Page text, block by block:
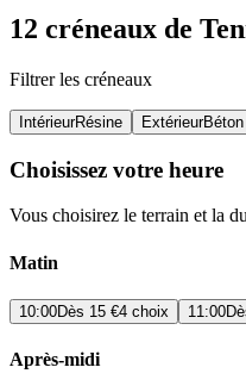
12 créneaux de
Filtrer les créneaux
IntérieurRésine Extérieur
Choisissez votre heure
Vous choisirez le terrain et la
Matin
10:00Dès 15 €4 choix 11:00
Après-midi